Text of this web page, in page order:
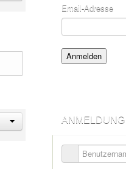
Email-Adresse
ANMELDUNG
Benutzername